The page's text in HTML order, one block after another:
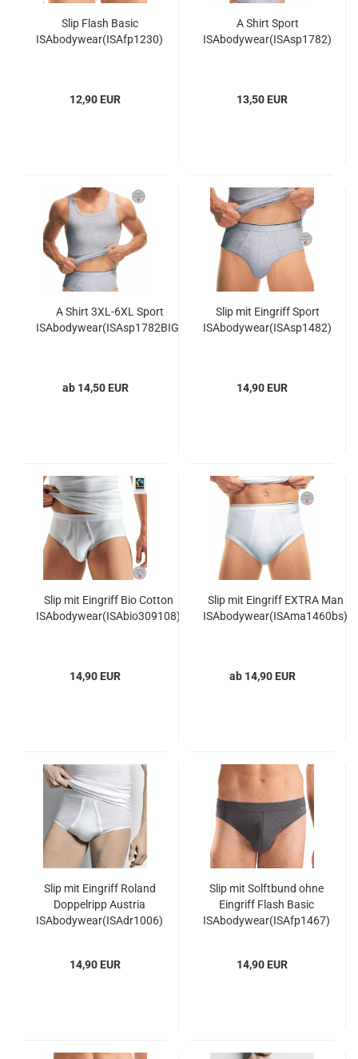
Slip Flash Basic
ISAbodywear(ISAfp1230)
12,90 EUR
A Shirt Sport
ISAbodywear(ISAsp1782)
13,50 EUR
A Shirt 3XL-6XL Sport
ISAbodywear(ISAsp1782BIG)
ab 14,50 EUR
Slip mit Eingriff Sport
ISAbodywear(ISAsp1482)
14,90 EUR
Slip mit Eingriff Bio Cotton
ISAbodywear(ISAbio309108)
14,90 EUR
Slip mit Eingriff EXTRA Man
ISAbodywear(ISAma1460bs)
ab 14,90 EUR
Slip mit Eingriff Roland
Doppelripp Austria
ISAbodywear(ISAdr1006)
14,90 EUR
Slip mit Solftbund ohne
Eingriff Flash Basic
ISAbodywear(ISAfp1467)
14,90 EUR